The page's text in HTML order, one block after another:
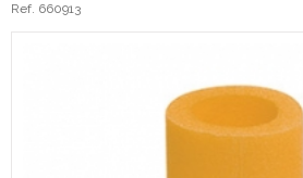
Ref. 660913